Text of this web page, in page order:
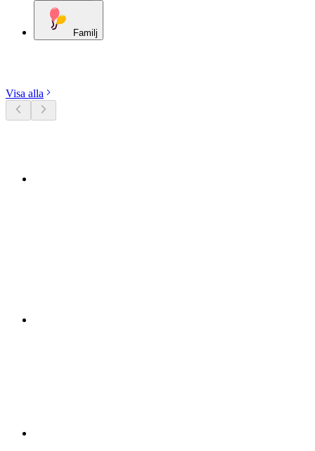
Familj
Visa alla